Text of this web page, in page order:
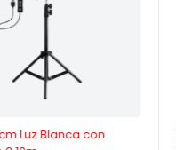
Luz Blanca con